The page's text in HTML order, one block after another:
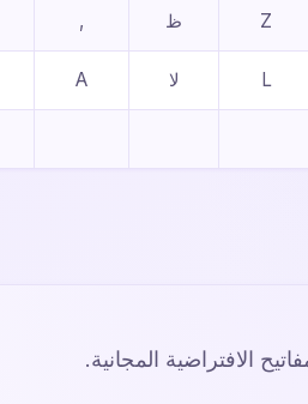
Z ظ ,
L ﻻ A
الافتراضية المجانية.